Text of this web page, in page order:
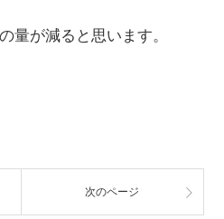
量が減ると思います。
次のページ